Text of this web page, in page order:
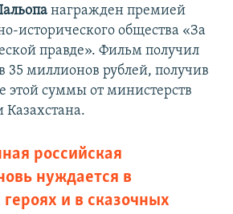
награжден премией
исторического общества «За
правде». Фильм получил
35 миллионов рублей, получив
этой суммы от министерств
Казахстана.
российская
нуждается в
и в сказочных